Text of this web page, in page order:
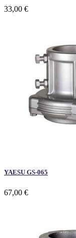
33,00 €
YAESU GS-065
67,00 €